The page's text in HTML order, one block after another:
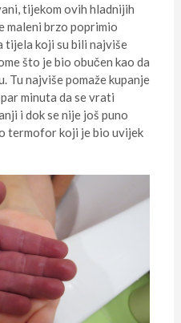
tijekom ovih hladnijih
maleni brzo poprimio
tijela koji su bili najviše
što je bio obučen kao da
Tu najviše pomaže kupanje
minuta da se vrati
i dok se nije još puno
termofor koji je bio uvijek